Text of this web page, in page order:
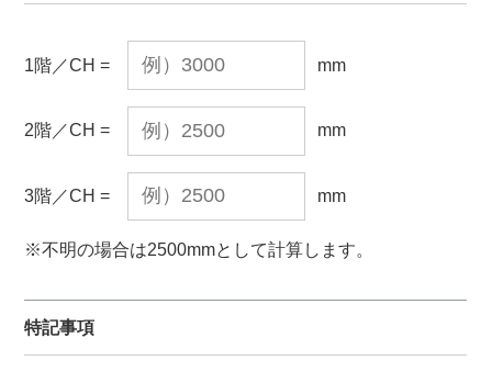
1階／CH = mm
2階／CH = mm
3階／CH = mm
※不明の場合は2500mmとして計算します。
特記事項